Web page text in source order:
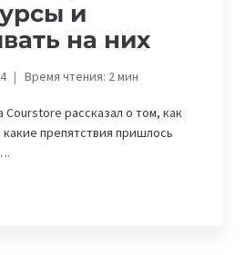
и
на них
Время чтения: 2мин
Courstore рассказал о том, как
препятствия пришлось